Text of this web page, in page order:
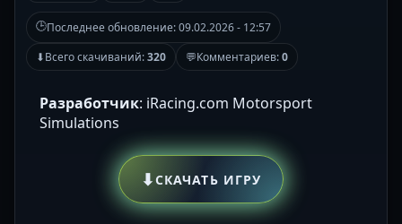
🕒Последнее обновление:09.02.2026 - 12:57
⬇Всего скачиваний:320 💬Комментариев:0
Разработчик: iRacing.com Motorsport
Simulations
⬇СКАЧАТЬ ИГРУ